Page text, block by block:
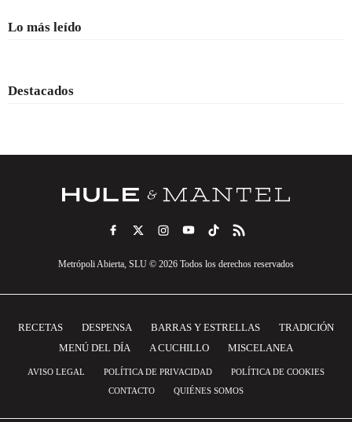
Lo más leído
Destacados
Metrópoli Abierta, SLU © 2026 Todos los derechos reservados
RECETAS DESPENSA BARRAS Y ESTRELLAS
TRADICIÓN
MENÚ DEL DÍA
A CUCHILLO MISCELANEA
AVISO LEGAL POLÍTICA DE PRIVACIDAD
POLÍTICA DE COOKIES
CONTACTO
QUIÉNES SOMOS